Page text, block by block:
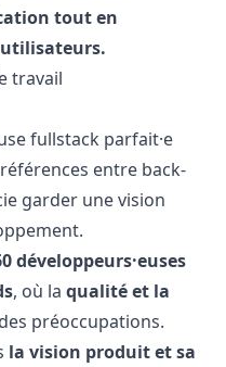
tout en
travail
fullstack parfait·e
entre back-
garder une vision
développeurs·euses
, où la qualité et la
préoccupations.
la vision produit et sa